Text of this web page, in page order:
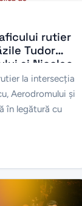
rutier
Tudor
și Nicolae
la intersecția
Aerodromului și
în legătură cu